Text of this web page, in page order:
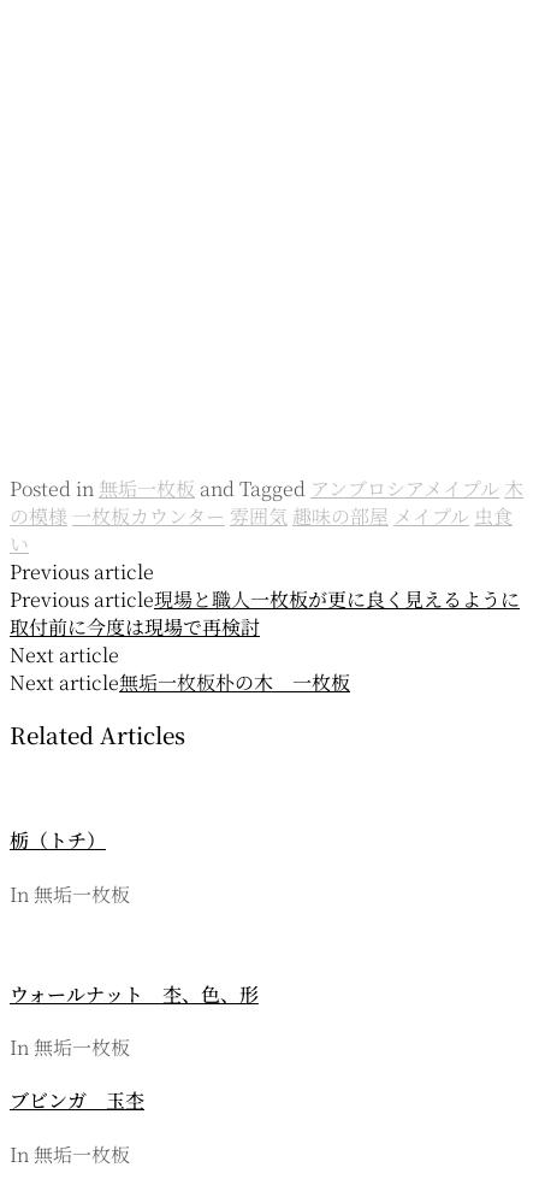
Posted in 無垢一枚板 and Tagged アンブロシアメイプル 木
の模様 一枚板カウンター 雰囲気 趣味の部屋 メイプル 虫食
い
投
稿
ナ
ビ
ゲ
シ
ン
Previous article
Previous article現場と職人一枚板が更に良く見えるように
取付前に今度は現場で再検討
Next article
Next article無垢一枚板朴の木 一枚板
Related Articles
栃（トチ）
In 無垢一枚板
ウォールナット 杢、色、形
In 無垢一枚板
ブビンガ 玉杢
In 無垢一枚板